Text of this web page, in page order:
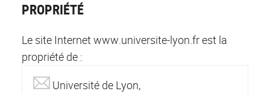
PROPRIÉTÉ
Le site Internet www.universite-lyon.fr est la
propriété de :
Université de Lyon,